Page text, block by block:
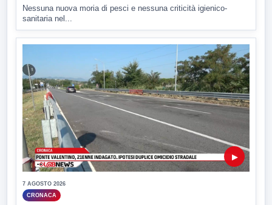
Nessuna nuova moria di pesci e nessuna criticità igienico-
sanitaria nel...
▶
7 AGOSTO 2026
CRONACA